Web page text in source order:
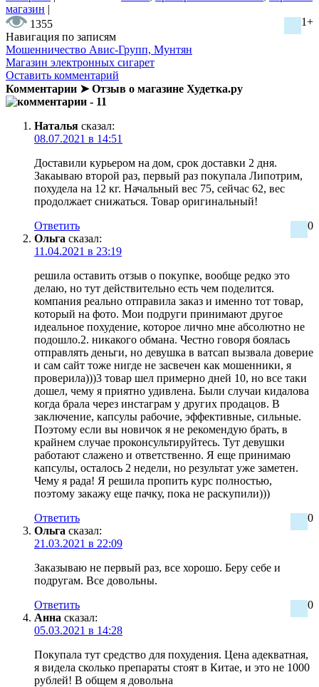
магазин |
1355
1+
Навигация по записям
Мошенничество Авис-Групп, Мунтян
Магазин электронных сигарет
Оставить комментарий
Комментарии ➤ Отзыв о магазине Худетка.ру
- 11
Наталья сказал:
08.07.2021 в 14:51
Доставили курьером на дом, срок доставки 2 дня.
Закаываю второй раз, первый раз покупала Липотрим,
похудела на 12 кг. Начальный вес 75, сейчас 62, вес
продолжает снижаться. Товар оригинальный!
0
Ответить
Ольга сказал:
11.04.2021 в 23:19
решила оставить отзыв о покупке, вообще редко это
делаю, но тут действительно есть чем поделится.
компания реально отправила заказ и именно тот товар,
который на фото. Мои подруги принимают другое
идеальное похудение, которое лично мне абсолютно не
подошло.2. никакого обмана. Честно говоря боялась
отправлять деньги, но девушка в ватсап вызвала доверие
и сам сайт тоже нигде не засвечен как мошенники, я
проверила)))3 товар шел примерно дней 10, но все таки
дошел, чему я приятно удивлена. Были случаи кидалова
когда брала через инстаграм у других продацов. В
заключение, капсулы рабочие, эффективные, сильные.
Поэтому если вы новичок я не рекомендую брать, в
крайнем случае проконсультируйтесь. Тут девушки
работают слажено и ответственно. Я еще принимаю
капсулы, осталось 2 недели, но результат уже заметен.
Чему я рада! Я решила пропить курс полностью,
поэтому закажу еще пачку, пока не раскупили)))
0
Ответить
Ольга сказал:
21.03.2021 в 22:09
Заказываю не первый раз, все хорошо. Беру себе и
подругам. Все довольны.
0
Ответить
Анна сказал:
05.03.2021 в 14:28
Покупала тут средство для похудения. Цена адекватная,
я видела сколько препараты стоят в Китае, и это не 1000
рублей! В общем я довольна